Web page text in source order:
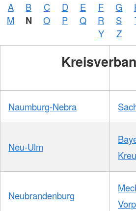
A B C D E F G
M
N O P Q R S
Y
Z
Naumburg-Nebra
Neu-Ulm
Neubrandenburg